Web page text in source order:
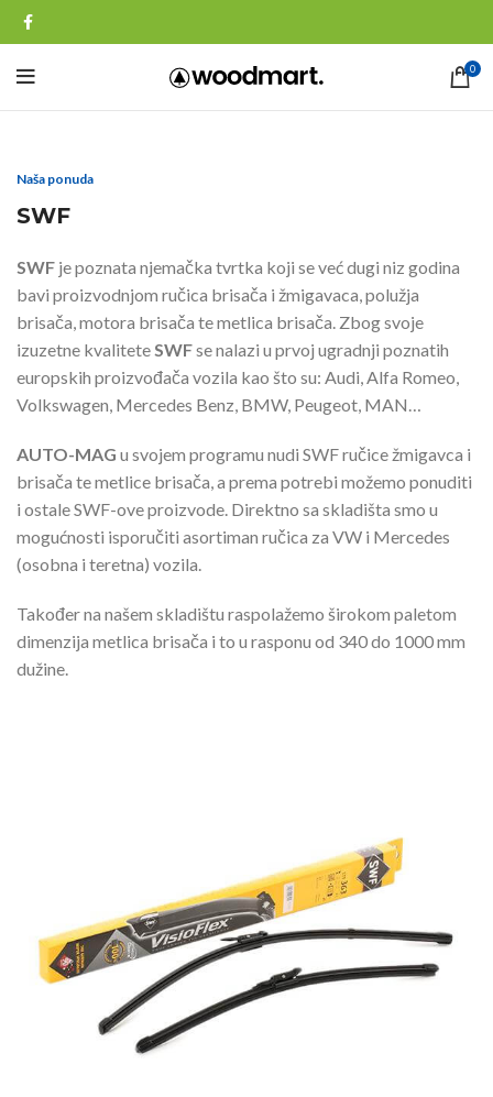
0
Naša ponuda
SWF
SWF je poznata njemačka tvrtka koji se već dugi niz godina
bavi proizvodnjom ručica brisača i žmigavaca, polužja
brisača, motora brisača te metlica brisača. Zbog svoje
izuzetne kvaliteteSWFse nalazi u prvoj ugradnji poznatih
europskih proizvođača vozila kao što su: Audi, Alfa Romeo,
Volkswagen, Mercedes Benz, BMW, Peugeot, MAN…
AUTO-MAG u svojem programu nudi SWF ručice žmigavca i
brisača te metlice brisača, a prema potrebi možemo ponuditi
i ostale SWF-ove proizvode. Direktno sa skladišta smo u
mogućnosti isporučiti asortiman ručica za VW i Mercedes
(osobna i teretna) vozila.
Također na našem skladištu raspolažemo širokom paletom
dimenzija metlica brisača i to u rasponu od 340 do 1000 mm
dužine.